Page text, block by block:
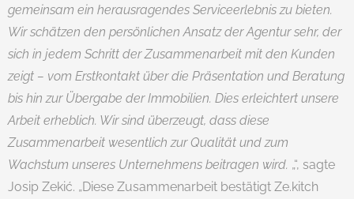
gemeinsam ein herausragendes Serviceerlebnis zu bieten.
Wir schätzen den persönlichen Ansatz der Agentur sehr, der
sich in jedem Schritt der Zusammenarbeit mit den Kunden
zeigt – vom Erstkontakt über die Präsentation und Beratung
bis hin zur Übergabe der Immobilien. Dies erleichtert unsere
Arbeit erheblich. Wir sind überzeugt, dass diese
Zusammenarbeit wesentlich zur Qualität und zum
Wachstum unseres Unternehmens beitragen wird. „“, sagte
Josip Zekić. „Diese Zusammenarbeit bestätigt Ze.kitch